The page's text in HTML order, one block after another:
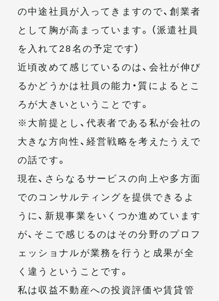
の中途社員が入ってきますので、創業者
として胸が高まっています。（派遣社員
を入れて28名の予定です）
近頃改めて感じているのは、会社が伸び
るかどうかは社員の能力・質によるとこ
ろが大きいということです。
※大前提とし、代表者である私が会社の
大きな方向性、経営戦略を考えたうえで
の話です。
現在、さらなるサービスの向上や多方面
でのコンサルティングを提供できるよ
うに、新規事業をいくつか進めています
が、そこで感じるのはその分野のプロフ
ェッショナルが業務を行うと成果が全
く違うということです。
私は収益不動産への投資評価や賃貸管